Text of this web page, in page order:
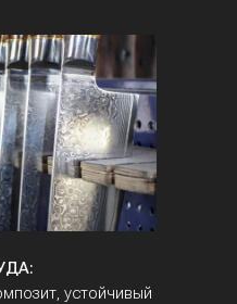
устойчивый